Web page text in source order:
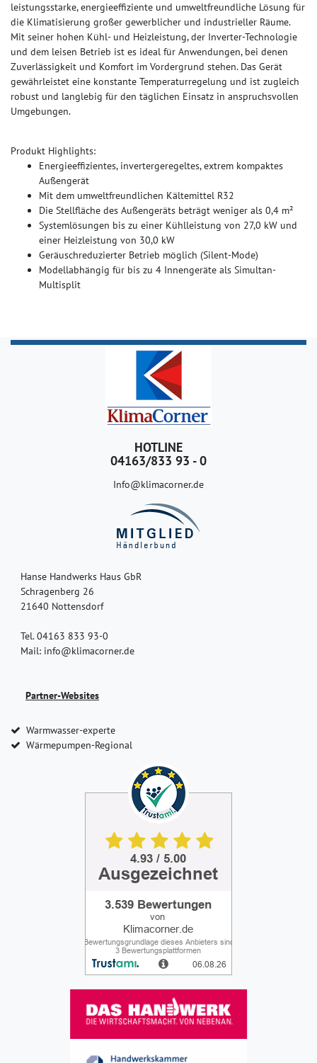
leistungsstarke, energieeffiziente und umweltfreundliche Lösung für
die Klimatisierung großer gewerblicher und industrieller Räume.
Mit seiner hohen Kühl- und Heizleistung, der Inverter-Technologie
und dem leisen Betrieb ist es ideal für Anwendungen, bei denen
Zuverlässigkeit und Komfort im Vordergrund stehen. Das Gerät
gewährleistet eine konstante Temperaturregelung und ist zugleich
robust und langlebig für den täglichen Einsatz in anspruchsvollen
Umgebungen​.
Produkt Highlights:
Energieeffizientes, invertergeregeltes, extrem kompaktes
Außengerät
Mit dem umweltfreundlichen Kältemittel R32
Die Stellfläche des Außengeräts beträgt weniger als 0,4 m²
Systemlösungen bis zu einer Kühlleistung von 27,0 kW und
einer Heizleistung von 30,0 kW
Geräuschreduzierter Betrieb möglich (Silent-Mode)
Modellabhängig für bis zu 4 Innengeräte als Simultan-
Multisplit
HOTLINE
04163/833 93 - 0
Info@klimacorner.de
Hanse Handwerks Haus GbR
Schragenberg 26
21640 Nottensdorf
Tel. 04163 833 93-0
Mail: info@klimacorner.de
Partner-Websites
Warmwasser-experte
Wärmepumpen-Regional